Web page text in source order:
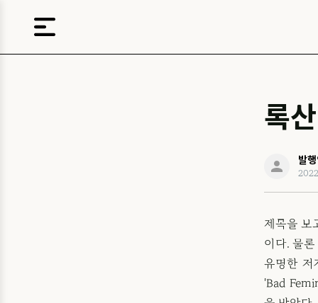
록
발
제목을 보
이다. 물
유명한 저
'Bad